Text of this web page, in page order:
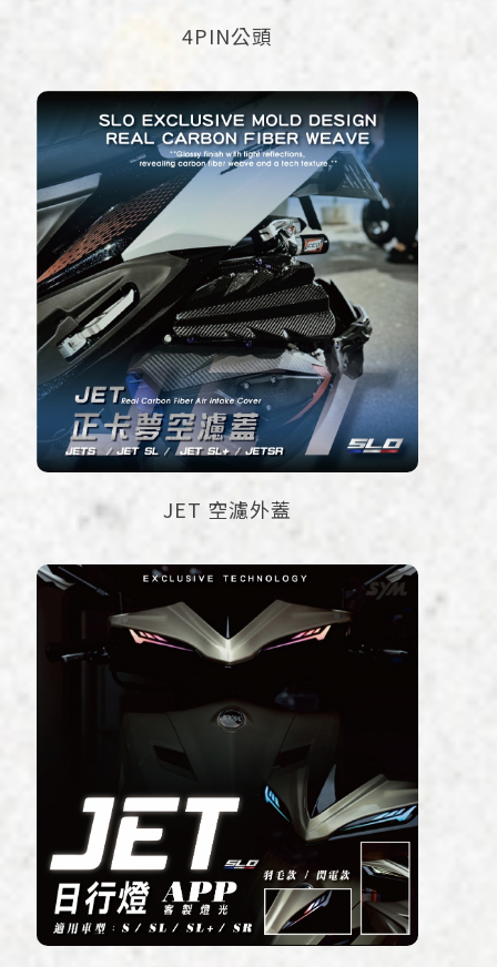
4PIN公頭
JET 空濾外蓋